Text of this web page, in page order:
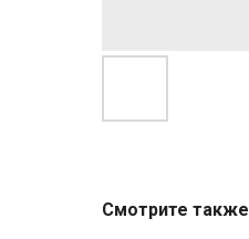
Смотрите также